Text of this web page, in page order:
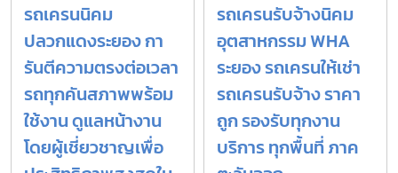
รถเครนนิคม
ปลวกแดงระยอง กา
รันตีความตรงต่อเวลา
รถทุกคันสภาพพร้อม
ใช้งาน ดูแลหน้างาน
โดยผู้เชี่ยวชาญเพื่อ
รถเครนรับจ้างนิคม
อุตสาหกรรม WHA
ระยอง รถเครนให้เช่า
รถเครนรับจ้าง ราคา
ถูก รองรับทุกงาน
บริการ ทุกพื้นที่ ภาค